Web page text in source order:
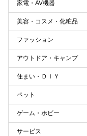
家電・AV機器
美容・コスメ・化粧品
ファッション
アウトドア・キャンプ
住まい・ＤＩＹ
ペット
ゲーム・ホビー
サービス